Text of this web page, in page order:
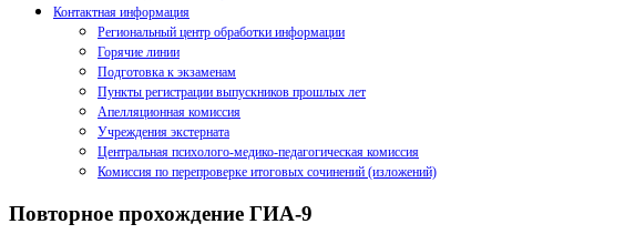
Контактная информация
Региональный центр обработки информации
Горячие линии
Подготовка к экзаменам
Пункты регистрации выпускников прошлых лет
Апелляционная комиссия
Учреждения экстерната
Центральная психолого-медико-педагогическая комиссия
Комиссия по перепроверке итоговых сочинений (изложений)
Повторное прохождение ГИА-9